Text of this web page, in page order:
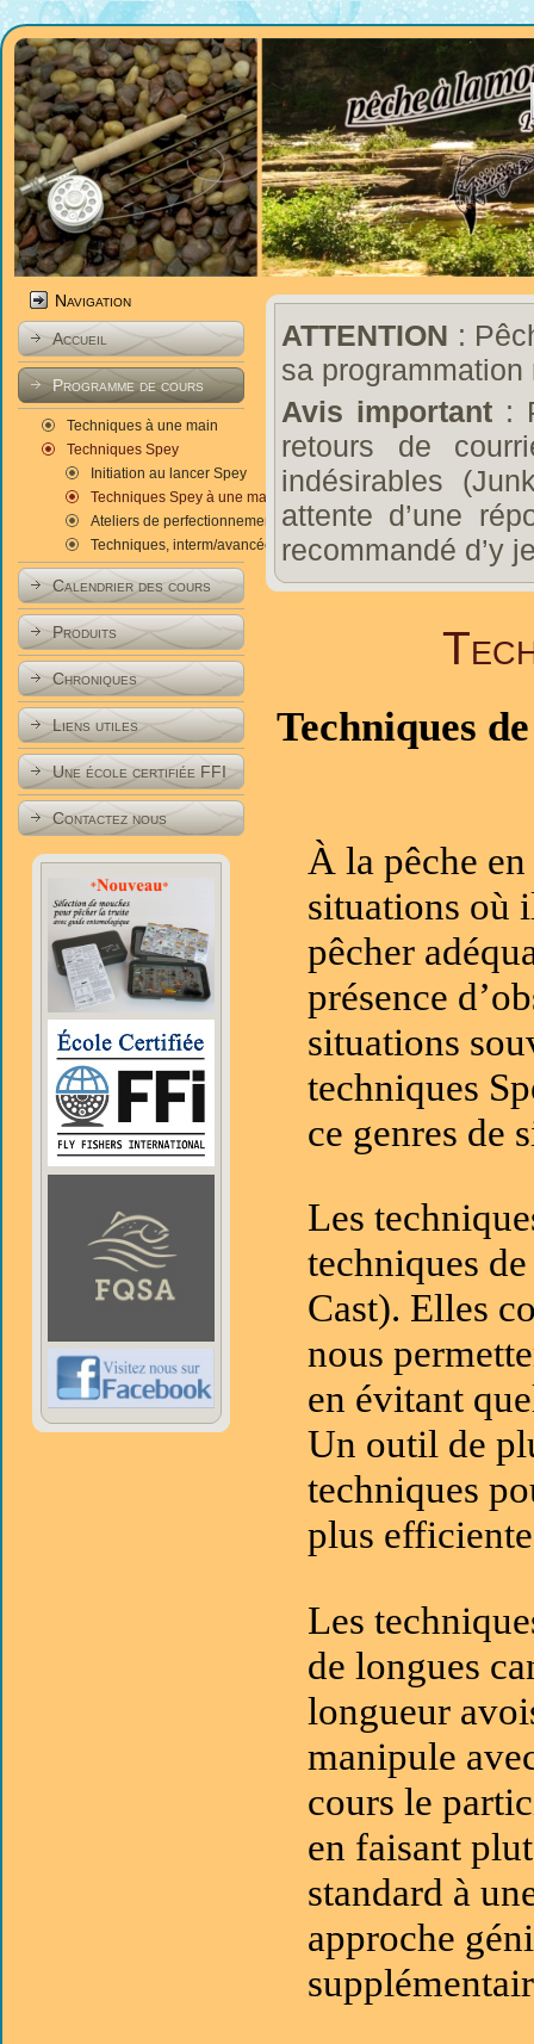
Navigation
Accueil
Programme de cours
Techniques à une main
Techniques Spey
Initiation au lancer Spey
Techniques Spey à une main
Ateliers de perfectionnement
Techniques, interm/avancées
Calendrier des cours
Produits
Chroniques
Liens utiles
Une école certifiée FFI
Contactez nous
ATTENTION :
sa
Avis important :
retours de
indésirables
attente d’une
recommandé d’y
Techniques
À la pêche
situations où
pêcher
présence
situations
techniques
ce genres de
Les
techniques
Cast). Elles
nous
en évitant
Un outil de
techniques
plus
Les
de longues
longueur
manipule
cours le
en faisant
standard à
approche